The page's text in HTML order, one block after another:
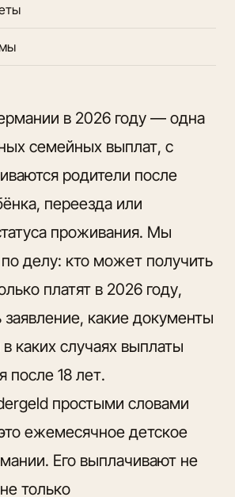
в 2026 году — одна
семейных выплат, с
родители после
переезда или
проживания. Мы
делу: кто может получить
платят в 2026 году,
заявление, какие документы
в каких случаях выплаты
после 18 лет.
простыми словами
ежемесячное детское
Его выплачивают не
только